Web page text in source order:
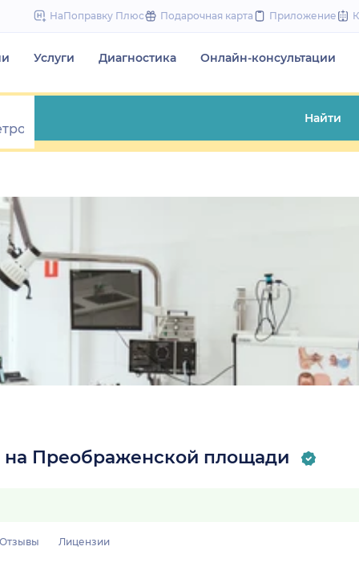
to
НаПоправку Плюс Подарочная карта Приложение
Услуги Диагностика Онлайн-консультации
Найти
на Преображенской площади
Отзывы Лицензии